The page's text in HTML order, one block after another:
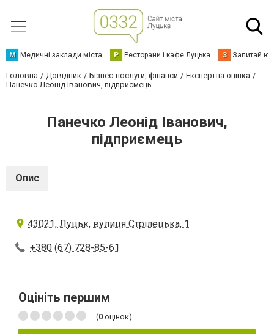
М Медичні заклади міста Р Ресторани і кафе Луцька З Запитай
Головна Довідник Бізнес-послуги, фінанси
Експертна оцінка
Панечко Леонід Іванович, підприємець
Панечко Леонід Іванович,
підприємець
Опис
43021, Луцьк, вулиця Стрілецька, 1
+380 (67) 728-85-61
Оцініть першим
(0 оцінок)